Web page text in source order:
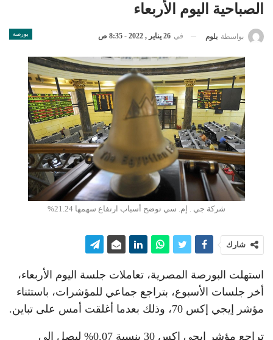
الصباحية اليوم الأربعاء
بورصة بواسطة بلوم في 26 يناير , 2022 - 8:35 ص
شركة جي . إم. سي توضح أسباب ارتفاع سهمها 21.24%
شارك
استهلت البورصة المصرية، تعاملات جلسة اليوم الأربعاء،
أخر جلسات الأسبوع، بتراجع جماعي للمؤشرات، باستثناء
مؤشر إيجي إكس 70، وذلك بعدما أغلقت أمس على تباين.
تراجع مؤشر إيجي إكس 30 بنسبة 0.07% ليصل إلى